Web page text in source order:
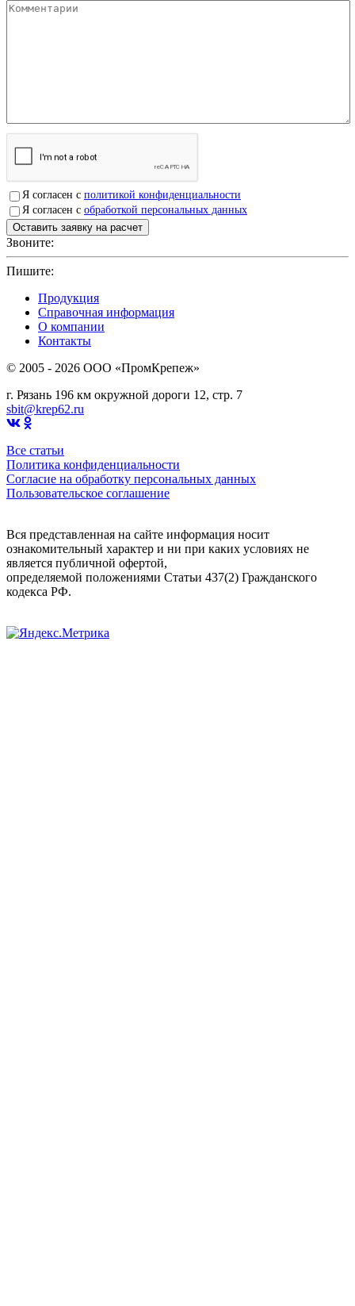
Я согласен с политикой конфиденциальности
Я согласен с обработкой персональных данных
Звоните:
Пишите:
Продукция
Справочная информация
О компании
Контакты
© 2005 - 2026 OOO «ПромКрепеж»
г. Рязань 196 км окружной дороги 12, стр. 7
sbit@krep62.ru
Все статьи
Политика конфиденциальности
Согласие на обработку персональных данных
Пользовательское соглашение
Вся представленная на сайте информация носит
ознакомительный характер и ни при каких условиях не
является публичной офертой,
определяемой положениями Статьи 437(2) Гражданского
кодекса РФ.